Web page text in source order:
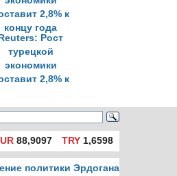
Reuters: Рост
турецкой
экономики
2,8% к
88,9097 TRY1,6598
политики Эрдогана